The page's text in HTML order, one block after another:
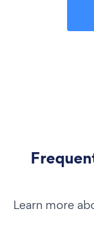
Learn more